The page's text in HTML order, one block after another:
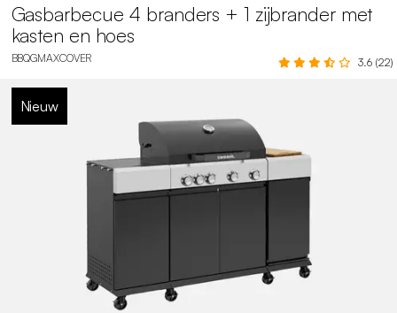
Gasbarbecue 4 branders + 1 zijbrander met
kasten en hoes
BBQGMAXCOVER 3.6 (22)
Nieuw